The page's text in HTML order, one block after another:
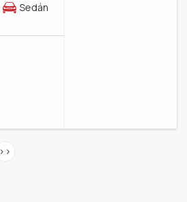
Sedán
>>